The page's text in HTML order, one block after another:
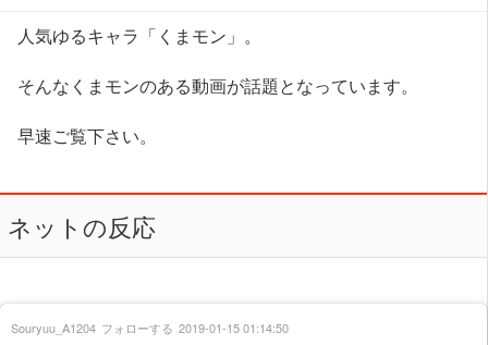
人気ゆるキャラ「くまモン」。
そんなくまモンのある動画が話題となっています。
早速ご覧下さい。
ネットの反応
Souryuu_A1204 フォローする 2019-01-15 01:14:50